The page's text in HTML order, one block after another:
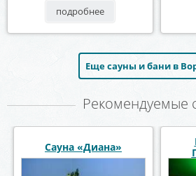
подробнее
Еще сауны и бани в
Рекомендуемые
Сауна Эдесса